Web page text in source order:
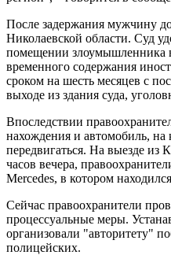
После задержания мужчину
Николаевской области. Суд
помещении злоумышленника
временного содержания
сроком на шесть месяцев с
выходе из здания суда,
Впоследствии
нахождения и автомобиль, на
передвигаться. На выезде из
часов вечера,
Mercedes, в котором
Сейчас правоохранители
процессуальные меры.
организовали "авторитету"
полицейских.